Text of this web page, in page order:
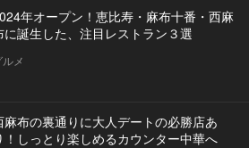
年オープン！恵比寿・麻布十番・西麻
に誕生した、注目レストラン３選
ルメ
麻布の裏通りに大人デートの必勝店あ
！しっとり楽しめるカウンター中華へ